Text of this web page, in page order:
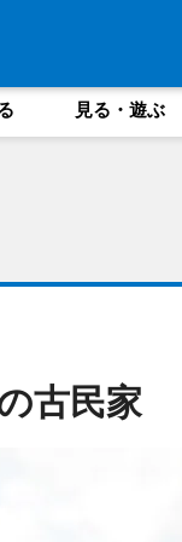
見る・遊ぶ
古民家